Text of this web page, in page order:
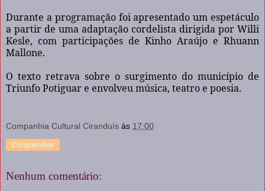
Durante a programação foi apresentado um espetáculo
a partir de uma adaptação cordelista dirigida por Willi
Kesle, com participações de Kinho Araújo e Rhuann
Mallone.
O texto retrava sobre o surgimento do município de
Triunfo Potiguar e envolveu música, teatro e poesia.
Companhia Cultural Ciranduís às 17:00
Compartilhar
Nenhum comentário: